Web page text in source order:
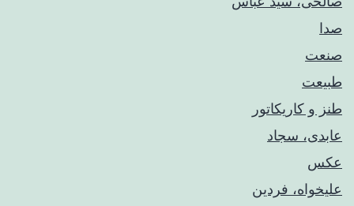
صدا
صنعت
طبیعت
طنز و کاریکاتور
عابدی، سجاد
عکس
علیخواه، فردین